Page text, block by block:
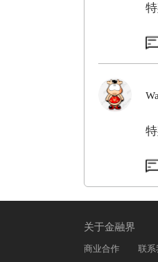
关于金融界
商业合作 联系